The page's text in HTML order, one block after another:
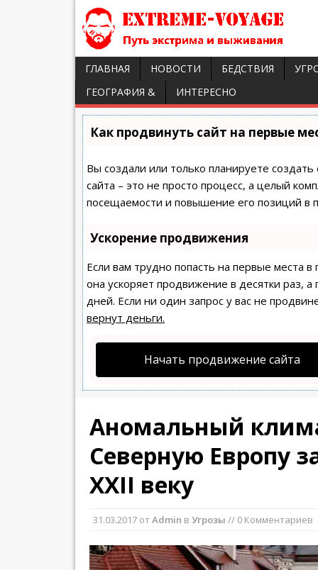
ГЛАВНАЯ НОВОСТИ БЕДСТВИЯ
ГЕОГРАФИЯ &
ИНТЕРЕСНО
Как продвинуть сайт на первые
Вы создали или только планируете
сайта – это не просто процесс, а целый
посещаемости и повышение его позиций в
Ускорение продвижения
Если вам трудно попасть на первые места
она ускоряет продвижение в десятки раз,
дней. Если ни один запрос у вас не
вернут деньги.
Начать продвижение сайта
Аномальный
Северную Европу
XXII веку
31.03.2017 от Admin в Угрозы // 0 Комментариев